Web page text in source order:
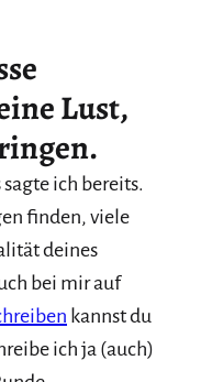
Lust,
ich bereits.
finden, viele
deines
bei mir auf
kannst du
ich ja (auch)